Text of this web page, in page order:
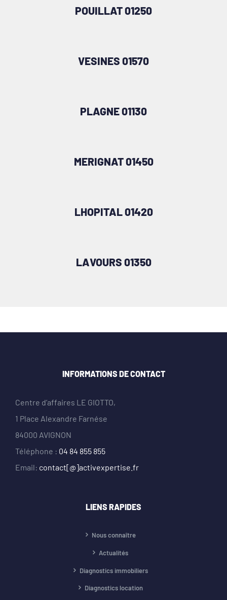
POUILLAT 01250
VESINES 01570
PLAGNE 01130
MERIGNAT 01450
LHOPITAL 01420
LAVOURS 01350
INFORMATIONS DE CONTACT
Centre d’affaires LE GIOTTO,
1 Place Alexandre Farnése
84000 AVIGNON
Téléphone : 04 84 855 855
Email: contact[@]activexpertise.fr
LIENS RAPIDES
Nous connaître
Actualités
Diagnostics immobiliers
Diagnostics location